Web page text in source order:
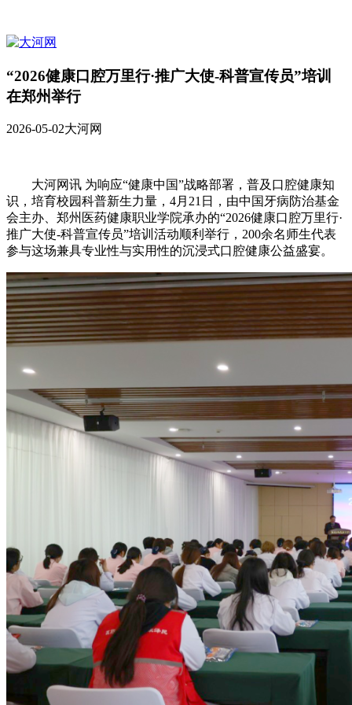
“2026健康口腔万里行·推广大使-科普宣传员”培训
在郑州举行
2026-05-02大河网
大河网讯 为响应“健康中国”战略部署，普及口腔健康知
识，培育校园科普新生力量，4月21日，由中国牙病防治基金
会主办、郑州医药健康职业学院承办的“2026健康口腔万里行·
推广大使-科普宣传员”培训活动顺利举行，200余名师生代表
参与这场兼具专业性与实用性的沉浸式口腔健康公益盛宴。